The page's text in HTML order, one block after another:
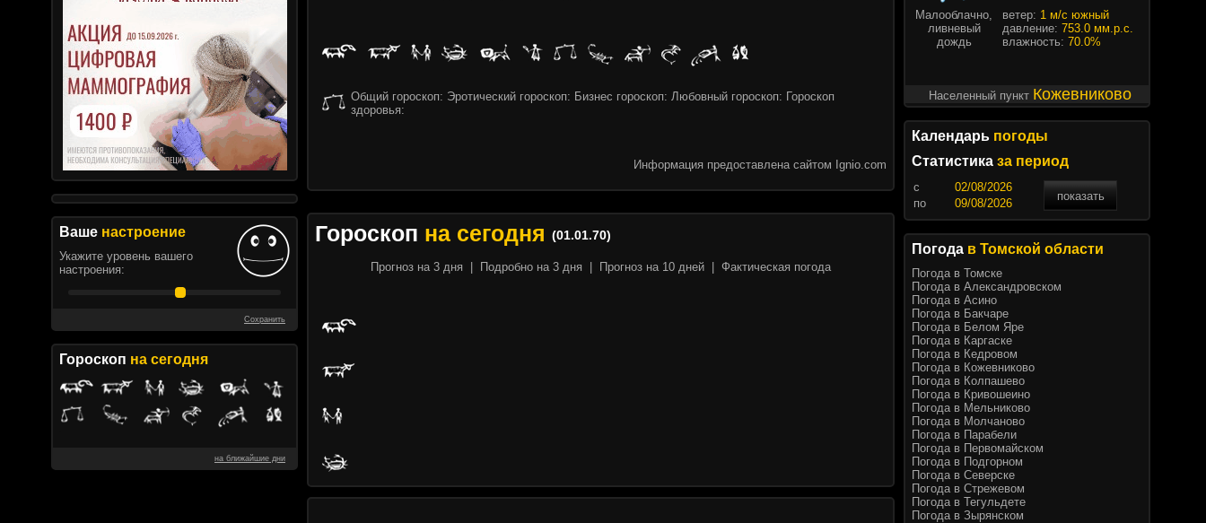
Ваше настроение
Укажите уровень вашего
настроения:
Сохранить
Гороскоп на сегодня
на ближайшие дни
Общий гороскоп: Эротический гороскоп: Бизнес гороскоп: Любовный гороскоп: Гороскоп
здоровья:
Информация предоставлена сайтом Ignio.com
Гороскоп на сегодня (01.01.70)
Прогноз на 3 дня Подробно на 3 дня Прогноз на 10 дней Фактическая погода
Малооблачно,
ливневый
дождь
ветер: 1 м/с южный
давление: 753.0 мм.р.с.
влажность: 70.0%
Населенный пункт Кожевниково
Календарь погоды
Статистика за период
c
показать
по
Погода в Томской области
Погода в Томске
Погода в Александровском
Погода в Асино
Погода в Бакчаре
Погода в Белом Яре
Погода в Каргаске
Погода в Кедровом
Погода в Кожевниково
Погода в Колпашево
Погода в Кривошеино
Погода в Мельниково
Погода в Молчаново
Погода в Парабели
Погода в Первомайском
Погода в Подгорном
Погода в Северске
Погода в Стрежевом
Погода в Тегульдете
Погода в Зырянском